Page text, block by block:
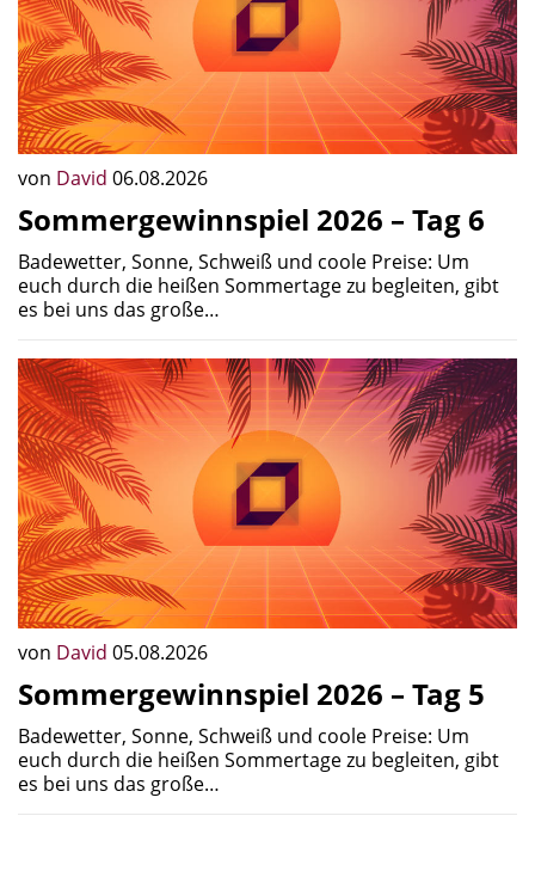
von David 06.08.2026
Sommergewinnspiel 2026 – Tag 6
Badewetter, Sonne, Schweiß und coole Preise: Um
euch durch die heißen Sommertage zu begleiten, gibt
es bei uns das große…
von David 05.08.2026
Sommergewinnspiel 2026 – Tag 5
Badewetter, Sonne, Schweiß und coole Preise: Um
euch durch die heißen Sommertage zu begleiten, gibt
es bei uns das große…